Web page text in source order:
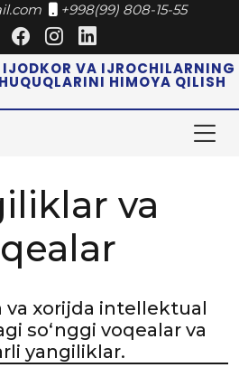
+998(99) 808-15-55
VA IJROCHILARNING
HIMOYA QILISH
va
va xorijda intellektual
so‘nggi voqealar va
yangiliklar.